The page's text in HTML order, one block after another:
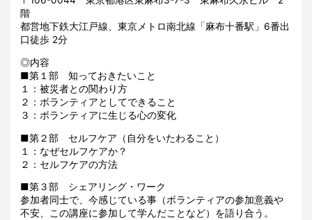
階
都営地下鉄大江戸線、東京メトロ南北線「麻布十番駅」6番出
口徒歩 2分
◎内容
■第１部 知っておきたいこと
１：被災者との関わり方
２：ボランティアとしてできること
３：ボランティアに生じる心の変化
■第２部 セルフケア（自分をいたわること）
１：なぜセルフケアか？
２：セルフケアの方法
■第３部 シェアリング・ワーク
参加者同士で、今感じている事（ボランティアの参加意義や
不安、この講座に参加して学んだことなど）を語り合う。